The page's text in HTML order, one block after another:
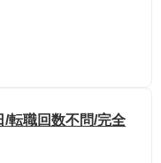
/転職回数不問/完全